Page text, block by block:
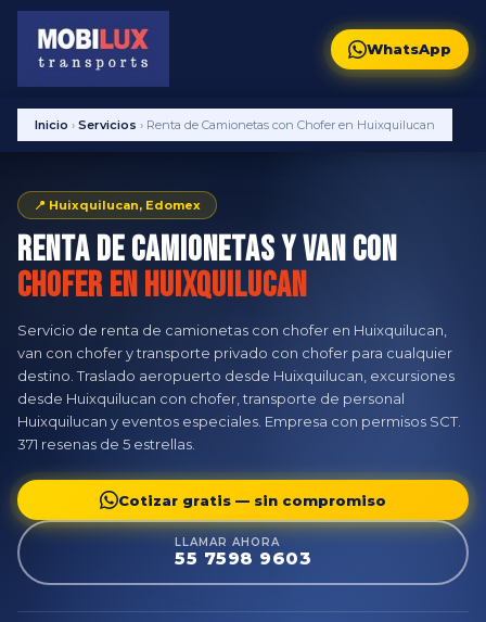
WhatsApp
Inicio › Servicios › Renta de Camionetas con Chofer en Huixquilucan
📍 Huixquilucan, Edomex
Renta de Camionetas y Van con
Chofer en Huixquilucan
Servicio de renta de camionetas con chofer en Huixquilucan,
van con chofer y transporte privado con chofer para cualquier
destino. Traslado aeropuerto desde Huixquilucan, excursiones
desde Huixquilucan con chofer, transporte de personal
Huixquilucan y eventos especiales. Empresa con permisos SCT.
371 resenas de 5 estrellas.
Cotizar gratis — sin compromiso
LLAMAR AHORA
55 7598 9603